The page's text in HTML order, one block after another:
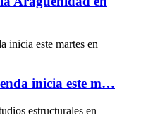
inicia este m…